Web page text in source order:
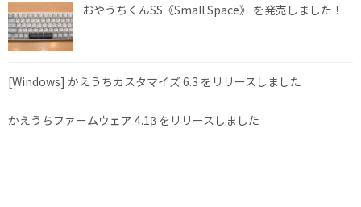
おやうちくんSS《Small Space》 を発売しました！
[Windows] かえうちカスタマイズ 6.3 をリリースしました
かえうちファームウェア 4.1β をリリースしました